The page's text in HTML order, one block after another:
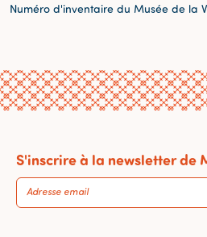
Numéro d'inventaire du Musée de la
S'inscrire à la newsletter de